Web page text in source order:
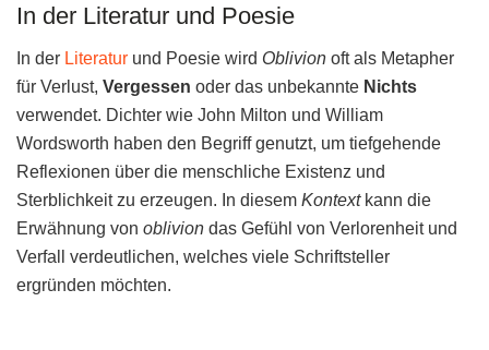
In der Literatur und Poesie
In der Literatur und Poesie wird Oblivion oft als Metapher
für Verlust, Vergessen oder das unbekannte Nichts
verwendet. Dichter wie John Milton und William
Wordsworth haben den Begriff genutzt, um tiefgehende
Reflexionen über die menschliche Existenz und
Sterblichkeit zu erzeugen. In diesem Kontextkann die
Erwähnung von oblivion das Gefühl von Verlorenheit und
Verfall verdeutlichen, welches viele Schriftsteller
ergründen möchten.